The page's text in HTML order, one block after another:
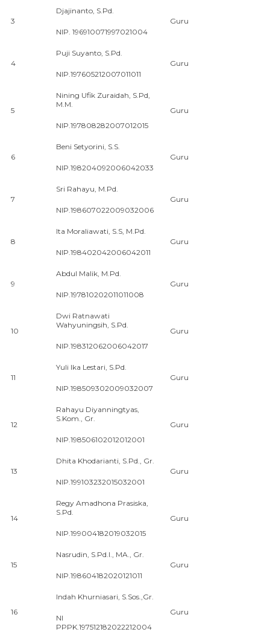
3
Djajinanto, S.Pd.
Guru
NIP. 196910071997021004
4
Puji Suyanto, S.Pd.
Guru
NIP.197605212007011011
5
Nining Ufik Zuraidah, S.Pd,
M.M.
Guru
NIP.197808282007012015
6
Beni Setyorini, S.S.
Guru
NIP.198204092006042033
7
Sri Rahayu, M.Pd.
Guru
NIP.198607022009032006
8
Ita Moraliawati, S.S, M.Pd.
Guru
NIP.198402042006042011
9
Abdul Malik, M.Pd.
Guru
NIP.197810202011011008
10
Dwi Ratnawati
Wahyuningsih, S.Pd.
Guru
NIP.198312062006042017
11
Yuli Ika Lestari, S.Pd.
Guru
NIP.198509302009032007
12
Rahayu Diyanningtyas,
S.Kom., Gr.
Guru
NIP.198506102012012001
13
Dhita Khodarianti, S.Pd., Gr.
Guru
NIP.199103232015032001
14
Regy Amadhona Prasiska,
S.Pd.
Guru
NIP.199004182019032015
15
Nasrudin, S.Pd.I., MA., Gr.
Guru
NIP.198604182020121011
16
Indah Khurniasari, S.Sos.,Gr.
Guru
NI
PPPK.197512182022212004